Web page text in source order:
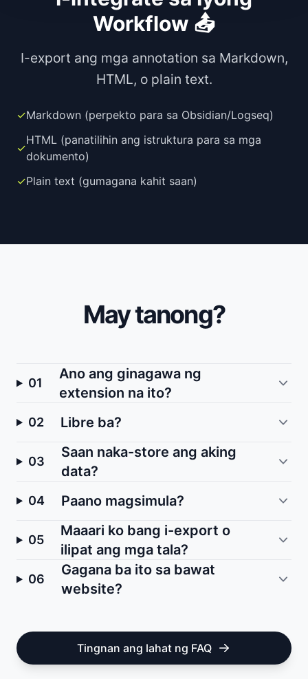
Workflow 📤
I-export ang mga annotation sa Markdown,
HTML, o plain text.
✓Markdown (perpekto para sa Obsidian/Logseq)
✓
HTML (panatilihin ang istruktura para sa mga
dokumento)
✓Plain text (gumagana kahit saan)
May tanong?
01
Ano ang ginagawa ng
extension na ito?
02 Libre ba?
03
Saan naka-store ang aking
data?
04 Paano magsimula?
05
Maaari ko bang i-export o
ilipat ang mga tala?
06
Gagana ba ito sa bawat
website?
Tingnan ang lahat ng FAQ